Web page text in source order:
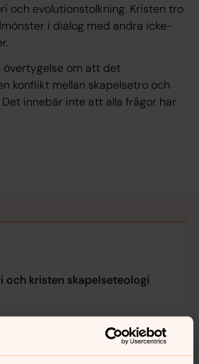
och evolutionstolkning. Kristen tro
i dialog med andra icke-
övertygelse om att det
konflikt mellan skapelsetro och
innebär inte att alla frågor har
och kristen skapelseteologi
professor emeritus i
vid Uppsala